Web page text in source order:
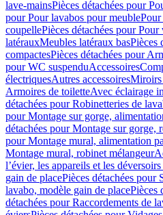
lave-mainsPièces détachées pour
pour Pour lavabos pour meublePour
coupellePièces détachées pour
latérauxMeubles latéraux basPièces
compactesPièces détachées pour
pour WC suspenduAccessoires
électriquesAutres accessoiresMiroirs
Armoires de toiletteAvec éclairage
détachées pour Robinetteries de
pour Montage sur gorge,
détachées pour Montage sur gorge,
pour Montage mural, alimentation
Montage mural, robinet mélangeur
l’évier, les appareils et les
gain de placePièces détachées pour
lavabo, modèle gain de placePièces
détachées pour Raccordements de